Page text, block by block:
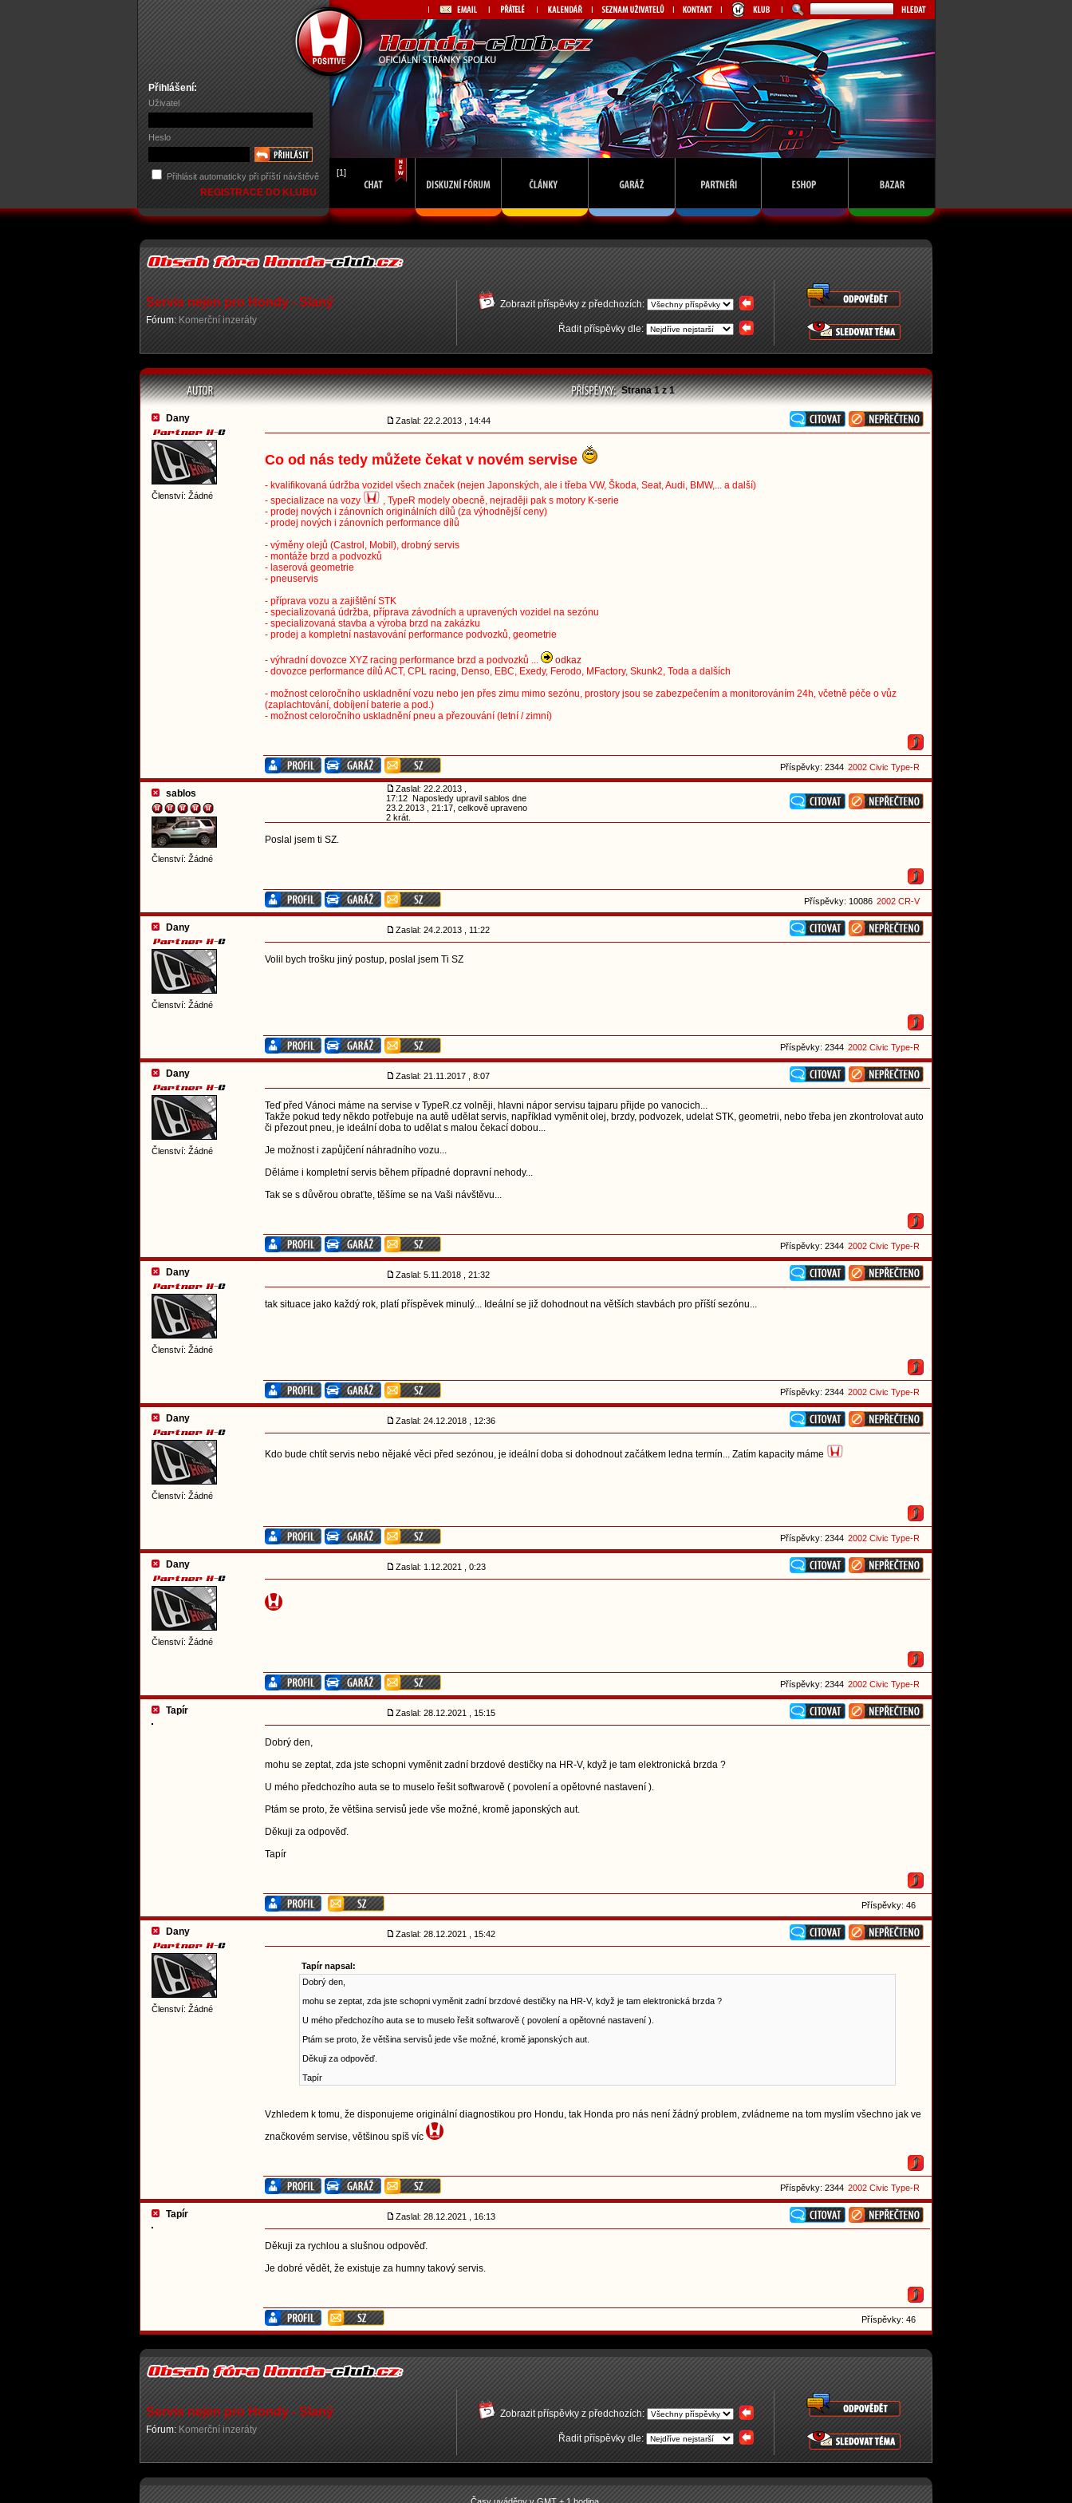
Přihlášení:
Uživatel
Heslo
Přihlásit automaticky při příští návštěvě
REGISTRACE DO KLUBU
[1]
Servis nejen pro Hondy - Slaný
Fórum: Komerční inzeráty
Zobrazit příspěvky z předchozích:
Řadit příspěvky dle:
Strana1z1
Dany
Členství: Žádné
Zaslal: 22.2.2013 , 14:44
Co od nás tedy můžete čekat v novém servise
- kvalifikovaná údržba vozidel všech značek (nejen Japonských, ale i třeba VW, Škoda, Seat, Audi, BMW,... a další)
- specializace na vozy
, TypeR modely obecně, nejraději pak s motory K-serie
- prodej nových i zánovních originálních dílů (za výhodnější ceny)
- prodej nových i zánovních performance dílů
- výměny olejů (Castrol, Mobil), drobný servis
- montáže brzd a podvozků
- laserová geometrie
- pneuservis
- příprava vozu a zajištění STK
- specializovaná údržba, příprava závodních a upravených vozidel na sezónu
- specializovaná stavba a výroba brzd na zakázku
- prodej a kompletní nastavování performance podvozků, geometrie
- výhradní dovozce XYZ racing performance brzd a podvozků ...
odkaz
- dovozce performance dílů ACT, CPL racing, Denso, EBC, Exedy, Ferodo, MFactory, Skunk2, Toda a dalších
- možnost celoročního uskladnění vozu nebo jen přes zimu mimo sezónu, prostory jsou se zabezpečením a monitorováním 24h, včetně péče o vůz
(zaplachtování, dobíjení baterie a pod.)
- možnost celoročního uskladnění pneu a přezouvání (letní / zimní)
Příspěvky: 2344 2002 Civic Type-R
sablos
Členství: Žádné
Zaslal: 22.2.2013 ,
17:12 Naposledy upravil sablos dne
23.2.2013 , 21:17, celkově upraveno
2 krát.
Poslal jsem ti SZ.
Příspěvky: 10086 2002 CR-V
Dany
Členství: Žádné
Zaslal: 24.2.2013 , 11:22
Volil bych trošku jiný postup, poslal jsem Ti SZ
Příspěvky: 2344 2002 Civic Type-R
Dany
Členství: Žádné
Zaslal: 21.11.2017 , 8:07
Teď před Vánoci máme na servise v TypeR.cz volněji, hlavni nápor servisu tajparu přijde po vanocich...
Takže pokud tedy někdo potřebuje na autě udělat servis, například vyměnit olej, brzdy, podvozek, udelat STK, geometrii, nebo třeba jen zkontrolovat auto
či přezout pneu, je ideální doba to udělat s malou čekací dobou...
Je možnost i zapůjčení náhradního vozu...
Děláme i kompletní servis během případné dopravní nehody...
Tak se s důvěrou obraťte, těšíme se na Vaši návštěvu...
Příspěvky: 2344 2002 Civic Type-R
Dany
Členství: Žádné
Zaslal: 5.11.2018 , 21:32
tak situace jako každý rok, platí příspěvek minulý... Ideální se již dohodnout na větších stavbách pro příští sezónu...
Příspěvky: 2344 2002 Civic Type-R
Dany
Členství: Žádné
Zaslal: 24.12.2018 , 12:36
Kdo bude chtít servis nebo nějaké věci před sezónou, je ideální doba si dohodnout začátkem ledna termín... Zatím kapacity máme
Příspěvky: 2344 2002 Civic Type-R
Dany
Členství: Žádné
Zaslal: 1.12.2021 , 0:23
Příspěvky: 2344 2002 Civic Type-R
Tapír Zaslal: 28.12.2021 , 15:15
Dobrý den,
mohu se zeptat, zda jste schopni vyměnit zadní brzdové destičky na HR-V, když je tam elektronická brzda ?
U mého předchozího auta se to muselo řešit softwarově ( povolení a opětovné nastavení ).
Ptám se proto, že většina servisů jede vše možné, kromě japonských aut.
Děkuji za odpověď.
Tapír
Příspěvky: 46
Dany
Členství: Žádné
Zaslal: 28.12.2021 , 15:42
Tapír napsal:
Dobrý den,
mohu se zeptat, zda jste schopni vyměnit zadní brzdové destičky na HR-V, když je tam elektronická brzda ?
U mého předchozího auta se to muselo řešit softwarově ( povolení a opětovné nastavení ).
Ptám se proto, že většina servisů jede vše možné, kromě japonských aut.
Děkuji za odpověď.
Tapír
Vzhledem k tomu, že disponujeme originální diagnostikou pro Hondu, tak Honda pro nás není žádný problem, zvládneme na tom myslím všechno jak ve
značkovém servise, většinou spíš víc
Příspěvky: 2344 2002 Civic Type-R
Tapír Zaslal: 28.12.2021 , 16:13
Děkuji za rychlou a slušnou odpověď.
Je dobré vědět, že existuje za humny takový servis.
Příspěvky: 46
Servis nejen pro Hondy - Slaný
Fórum: Komerční inzeráty
Zobrazit příspěvky z předchozích:
Řadit příspěvky dle: